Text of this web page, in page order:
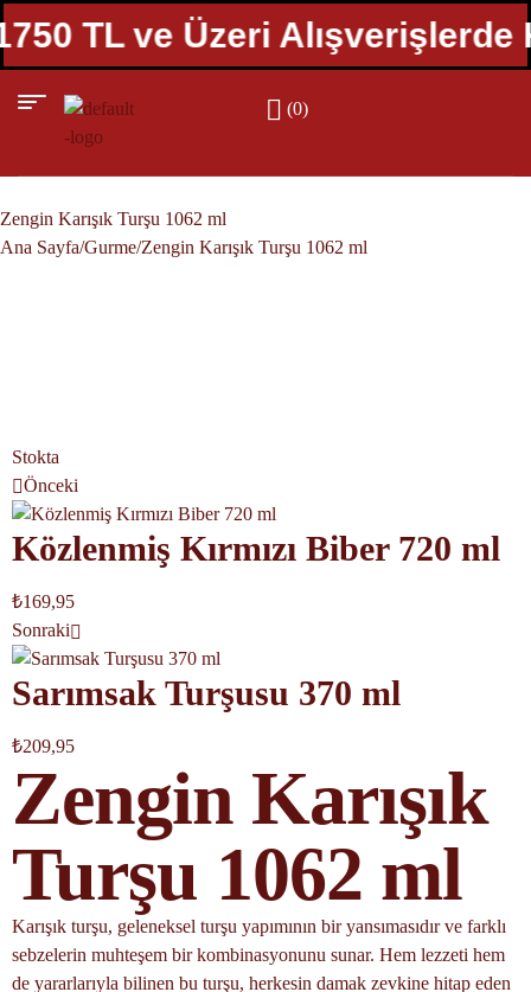
TL ve Üzeri Alışverişlerde
(0)
Zengin Karışık Turşu 1062 ml
Ana Sayfa/Gurme/Zengin Karışık Turşu 1062 ml
Stokta
Önceki
Közlenmiş Kırmızı Biber 720 ml
₺169,95
Sonraki
Sarımsak Turşusu 370 ml
₺209,95
Zengin Karışık
Turşu 1062 ml
Karışık turşu, geleneksel turşu yapımının bir yansımasıdır ve farklı
sebzelerin muhteşem bir kombinasyonunu sunar. Hem lezzeti hem
de yararlarıyla bilinen bu turşu, herkesin damak zevkine hitap eden